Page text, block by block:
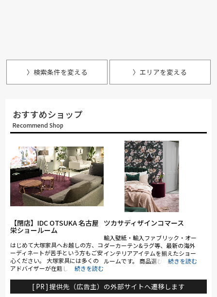
〉検索条件を変える 〉エリアを変える
おすすめショップ
Recommend Shop
【閉店】IDC OTSUKA 名古屋
栄ショールーム
はじめて大塚家具へお越しの方、コ
ーディネートが苦手という方もご安
心ください。 大塚家具には多くの
アドバイザーが在籍しておりますの
いさせていただきます。 専門知識
を持ったアドバイザーがお客様のお
ツカサディザインコマース
輸入壁紙・輸入ファブリック・オー
ダーカーテン&ラグ等、最新の海外
インテリアアイテムを揃えたショー
ルームです。 商品選び、インテリ
ト致します。 一般の方からプロの
方までどなた様でもご利用いただけ
[ PR ] 提供先（広告主）の外部サイトへ遷移します